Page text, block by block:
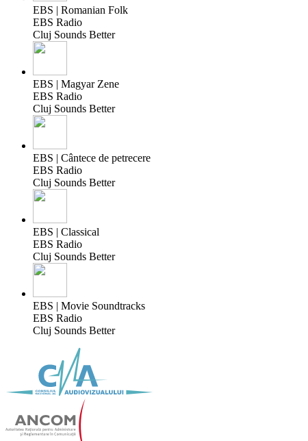
EBS | Romanian Folk
EBS Radio
Cluj Sounds Better
EBS | Magyar Zene
EBS Radio
Cluj Sounds Better
EBS | Cântece de petrecere
EBS Radio
Cluj Sounds Better
EBS | Classical
EBS Radio
Cluj Sounds Better
EBS | Movie Soundtracks
EBS Radio
Cluj Sounds Better